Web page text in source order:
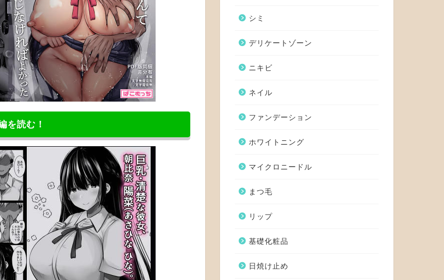
を読む！
シミ
デリケートゾーン
ニキビ
ネイル
ファンデーション
ホワイトニング
マイクロニードル
まつ毛
リップ
基礎化粧品
日焼け止め